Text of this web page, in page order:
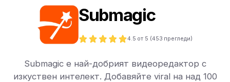
Submagic
4.5 от 5 (453 прегледи)
Submagic е най-добрият видеоредактор с
изкуствен интелект. Добавяйте viral на над 100